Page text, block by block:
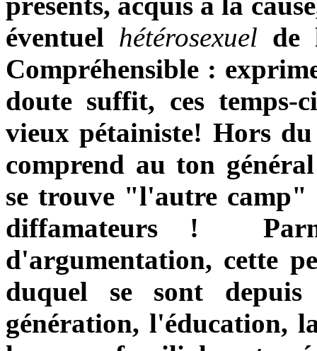
éventuel hétérosexuel de
Compréhensible :
doute suffit, ces
vieux pétainiste! Hors
comprend au ton
se trouve "l'autre
diffamateurs !
d'argumentation, cette
duquel se sont
génération, l'éducation,